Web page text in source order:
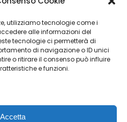
utilizziamo tecnologie come i
alle informazioni del
tecnologie ci permetterà di
di navigazione o ID unici
o ritirare il consenso può influire
e funzioni.
Accetta
051 6165841